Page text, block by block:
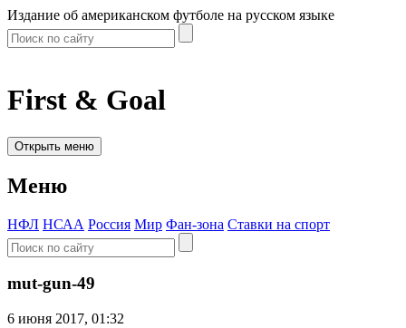
Издание об американском футболе на русском языке
First & Goal
Открыть меню
Меню
НФЛ НСАА Россия Мир Фан-зона Ставки на спорт
mut-gun-49
6 июня 2017, 01:32